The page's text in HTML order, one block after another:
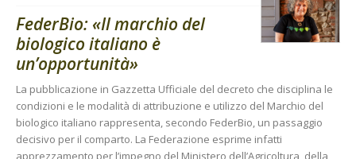
FederBio: «Il marchio del
biologico italiano è
un’opportunità»
La pubblicazione in Gazzetta Ufficiale del decreto che disciplina le
condizioni e le modalità di attribuzione e utilizzo del Marchio del
biologico italiano rappresenta, secondo FederBio, un passaggio
decisivo per il comparto. La Federazione esprime infatti
apprezzamento per l’impegno del Ministero dell’Agricoltura, della